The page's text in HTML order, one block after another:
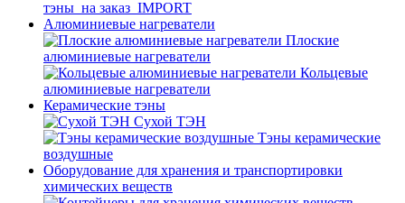
тэны_на заказ_IMPORT
Алюминиевые нагреватели
Плоские
алюминиевые нагреватели
Кольцевые
алюминиевые нагреватели
Керамические тэны
Сухой ТЭН
Тэны керамические
воздушные
Оборудование для хранения и транспортировки
химических веществ